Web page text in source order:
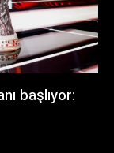
başlıyor: